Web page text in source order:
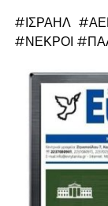
#ΙΣΡΑΗΛ
#ΝΕΚΡΟΙ